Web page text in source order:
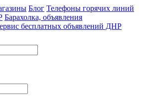
Блог Телефоны горячих линий
Барахолка, объявления